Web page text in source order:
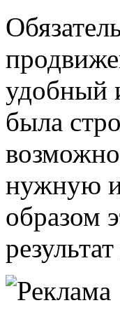
удобный
была
нужную
образом